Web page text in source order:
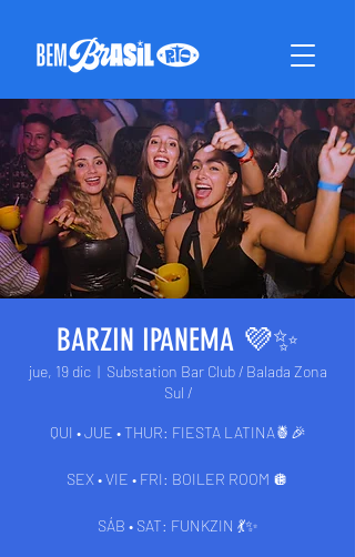
BARZIN IPANEMA 💜✨
jue, 19 dic
  |
Substation Bar Club / Balada Zona
Sul /
QUI • JUE • THUR: FIESTA LATINA🍍🎉
SEX • VIE • FRI: BOILER ROOM 🪩
SÁB • SAT: FUNKZIN 💃✨